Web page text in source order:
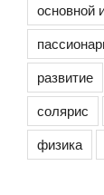
основной
развитие
солярис
физика